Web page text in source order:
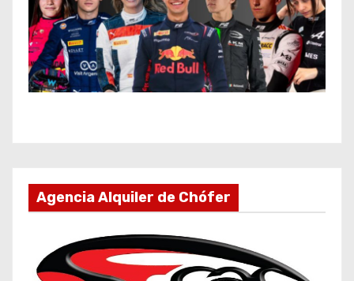
Agencia Alquiler de Chófer